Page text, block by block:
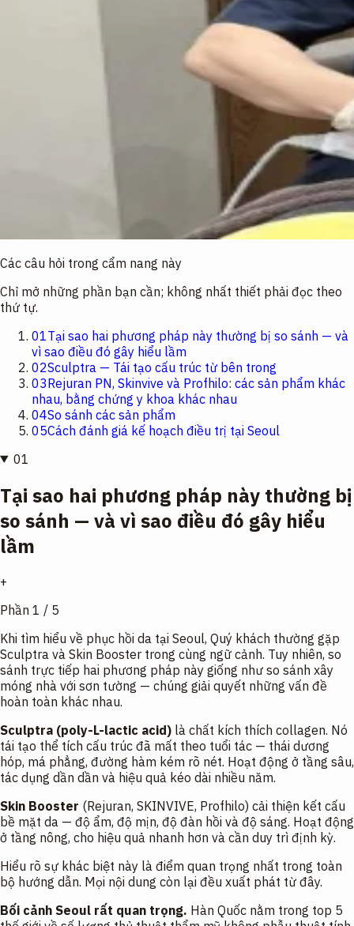
Các câu hỏi trong cẩm nang này
Chỉ mở những phần bạn cần; không nhất thiết phải đọc theo
thứ tự.
01Tại sao hai phương pháp này thường bị so sánh — và
vì sao điều đó gây hiểu lầm
02Sculptra — Tái tạo cấu trúc từ bên trong
03Rejuran PN, Skinvive và Profhilo: các sản phẩm khác
nhau, bằng chứng y khoa khác nhau
04So sánh các sản phẩm
05Cách đánh giá kế hoạch điều trị tại Seoul
01
Tại sao hai phương pháp này thường bị
so sánh — và vì sao điều đó gây hiểu
lầm
+
Phần 1 / 5
Khi tìm hiểu về phục hồi da tại Seoul, Quý khách thường gặp
Sculptra và Skin Booster trong cùng ngữ cảnh. Tuy nhiên, so
sánh trực tiếp hai phương pháp này giống như so sánh xây
móng nhà với sơn tường — chúng giải quyết những vấn đề
hoàn toàn khác nhau.
Sculptra (poly-L-lactic acid) là chất kích thích collagen. Nó
tái tạo thể tích cấu trúc đã mất theo tuổi tác — thái dương
hóp, má phẳng, đường hàm kém rõ nét. Hoạt động ở tầng sâu,
tác dụng dần dần và hiệu quả kéo dài nhiều năm.
Skin Booster (Rejuran, SKINVIVE, Profhilo) cải thiện kết cấu
bề mặt da — độ ẩm, độ mịn, độ đàn hồi và độ sáng. Hoạt động
ở tầng nông, cho hiệu quả nhanh hơn và cần duy trì định kỳ.
Hiểu rõ sự khác biệt này là điểm quan trọng nhất trong toàn
bộ hướng dẫn. Mọi nội dung còn lại đều xuất phát từ đây.
Bối cảnh Seoul rất quan trọng. Hàn Quốc nằm trong top 5